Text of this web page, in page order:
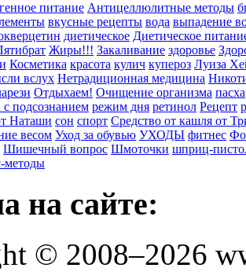
питание Антицеллюлитные методы
вкусные рецепты вода выпадение
диетическое Диетическое
Жиры!!! Закаливание здоровье
Косметика красота кулич купероз Луиза
вслух Нетрадиционная медицина
Отдыхаем! Очищение организма пасха
с подсознанием режим дня ретинол Рецепт
Наташи сон спорт Средство от кашля от
весом Уход за обувью УХОДЫ фитнес
Шишечный вопрос Шмоточки шприц-
методы
на сайте:
© 2008–2026